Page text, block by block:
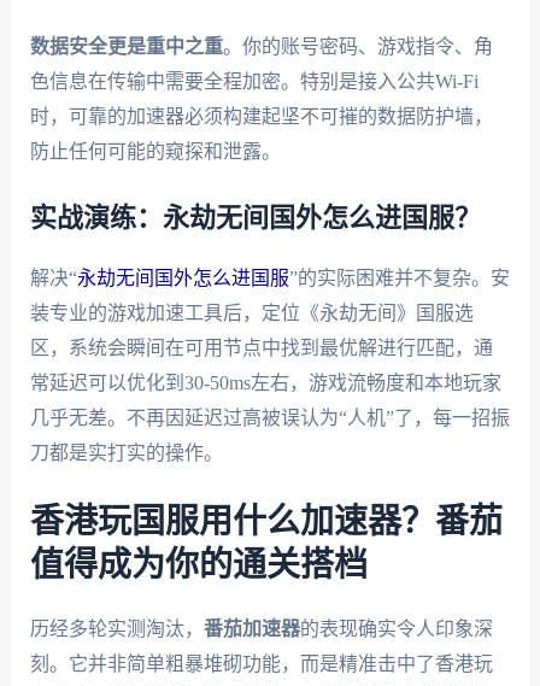
数据安全更是重中之重。你的账号密码、游戏指令、角
色信息在传输中需要全程加密。特别是接入公共Wi-Fi
时，可靠的加速器必须构建起坚不可摧的数据防护墙，
防止任何可能的窥探和泄露。
实战演练：永劫无间国外怎么进国服？
解决“永劫无间国外怎么进国服”的实际困难并不复杂。安
装专业的游戏加速工具后，定位《永劫无间》国服选
区，系统会瞬间在可用节点中找到最优解进行匹配，通
常延迟可以优化到30-50ms左右，游戏流畅度和本地玩家
几乎无差。不再因延迟过高被误认为“人机”了，每一招振
刀都是实打实的操作。
香港玩国服用什么加速器？番茄
值得成为你的通关搭档
历经多轮实测淘汰， 番茄加速器的表现确实令人印象深
刻。它并非简单粗暴堆砌功能，而是精准击中了香港玩